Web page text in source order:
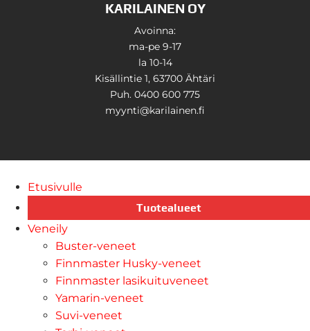
KARILAINEN OY
Avoinna:
ma-pe 9-17
la 10-14
Kisällintie 1, 63700 Ähtäri
Puh. 0400 600 775
myynti@karilainen.fi
Etusivulle
Tuotealueet
Veneily
Buster-veneet
Finnmaster Husky-veneet
Finnmaster lasikuituveneet
Yamarin-veneet
Suvi-veneet